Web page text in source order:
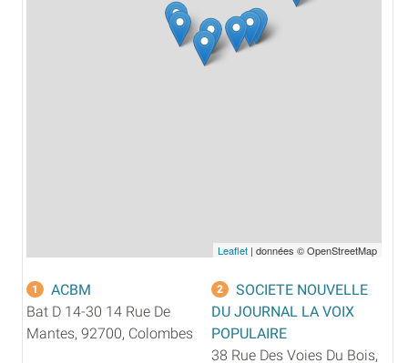
Leaflet | données © OpenStreetMap
1
ACBM
Bat D 14-30 14 Rue De
Mantes, 92700, Colombes
2
SOCIETE NOUVELLE
DU JOURNAL LA VOIX
POPULAIRE
38 Rue Des Voies Du Bois,